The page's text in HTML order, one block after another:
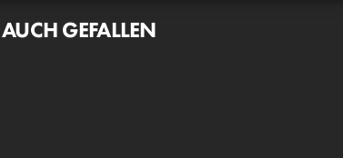
GEFALLEN